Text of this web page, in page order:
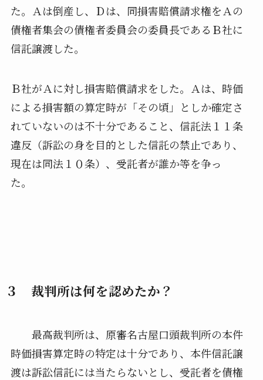
た。Ａは倒産し、Ｄは、同損害賠償請求権をＡの
債権者集会の債権者委員会の委員長であるＢ社に
信託譲渡した。
Ｂ社がＡに対し損害賠償請求をした。Ａは、時価
による損害額の算定時が「その頃」としか確定さ
れていないのは不十分であること、信託法１１条
違反（訴訟の身を目的とした信託の禁止であり、
現在は同法１０条）、受託者が誰か等を争っ
た。
３ 裁判所は何を認めたか？
最高裁判所は、原審名古屋口頭裁判所の本件
時価損害算定時の特定は十分であり、本件信託譲
渡は訴訟信託には当たらないとし、受託者を債権